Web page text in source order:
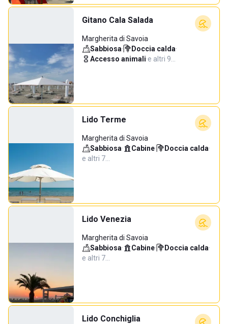
Gitano Cala Salada
Margherita di Savoia
Sabbiosa· Doccia calda·
Accesso animali·e altri 9…
Lido Terme
Margherita di Savoia
Sabbiosa· Cabine· Doccia calda·
e altri 7…
Lido Venezia
Margherita di Savoia
Sabbiosa· Cabine· Doccia calda·
e altri 7…
Lido Conchiglia